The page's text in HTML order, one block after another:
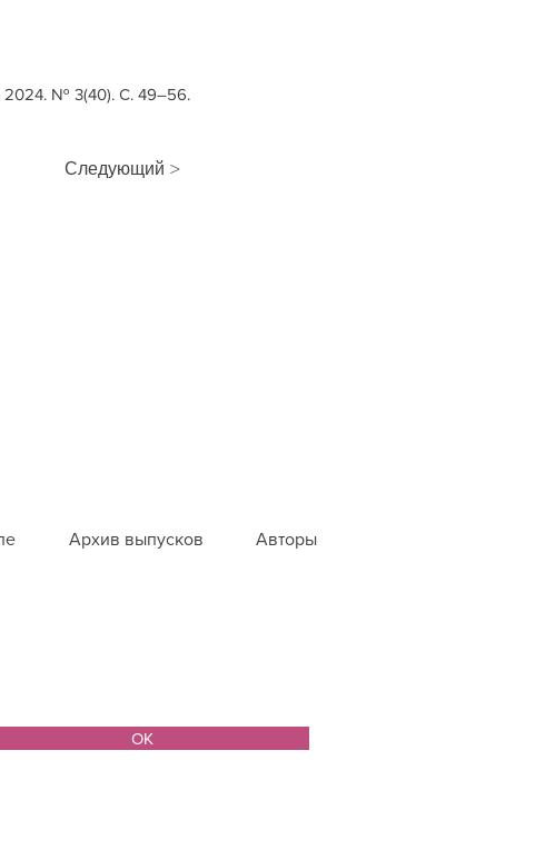
2024. № 3(40). С. 49–56.
Следующий >
Архив выпусков
Авторы
ОК